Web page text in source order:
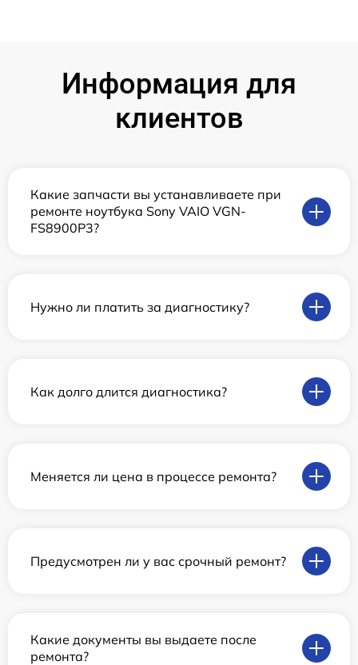
Информация для
клиентов
Какие запчасти вы устанавливаете при
ремонте ноутбука Sony VAIO VGN-
FS8900P3?
Нужно ли платить за диагностику?
Как долго длится диагностика?
Меняется ли цена в процессе ремонта?
Предусмотрен ли у вас срочный ремонт?
Какие документы вы выдаете после
ремонта?